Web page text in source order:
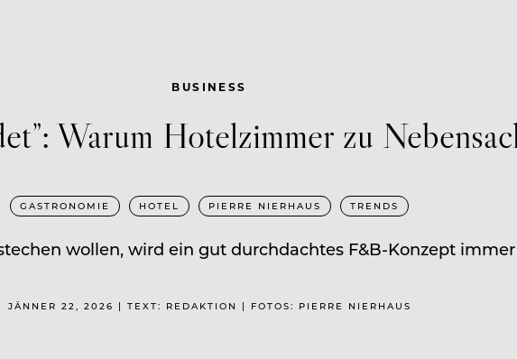
BUSINESS
Warum Hotelzimmer zu
GASTRONOMIE HOTEL PIERRE NIERHAUS TRENDS
wollen, wird ein gut durchdachtes F&B-Konzept
JÄNNER 22, 2026 | TEXT: REDAKTION | FOTOS: PIERRE NIERHAUS